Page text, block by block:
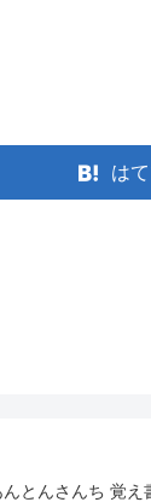
は
とんさんち 覚え